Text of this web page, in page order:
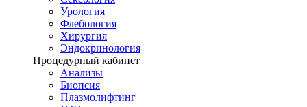
Урология
Флебология
Хирургия
Эндокринология
Процедурный кабинет
Анализы
Биопсия
Плазмолифтинг